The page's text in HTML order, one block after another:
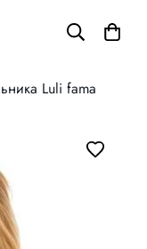
Luli fama